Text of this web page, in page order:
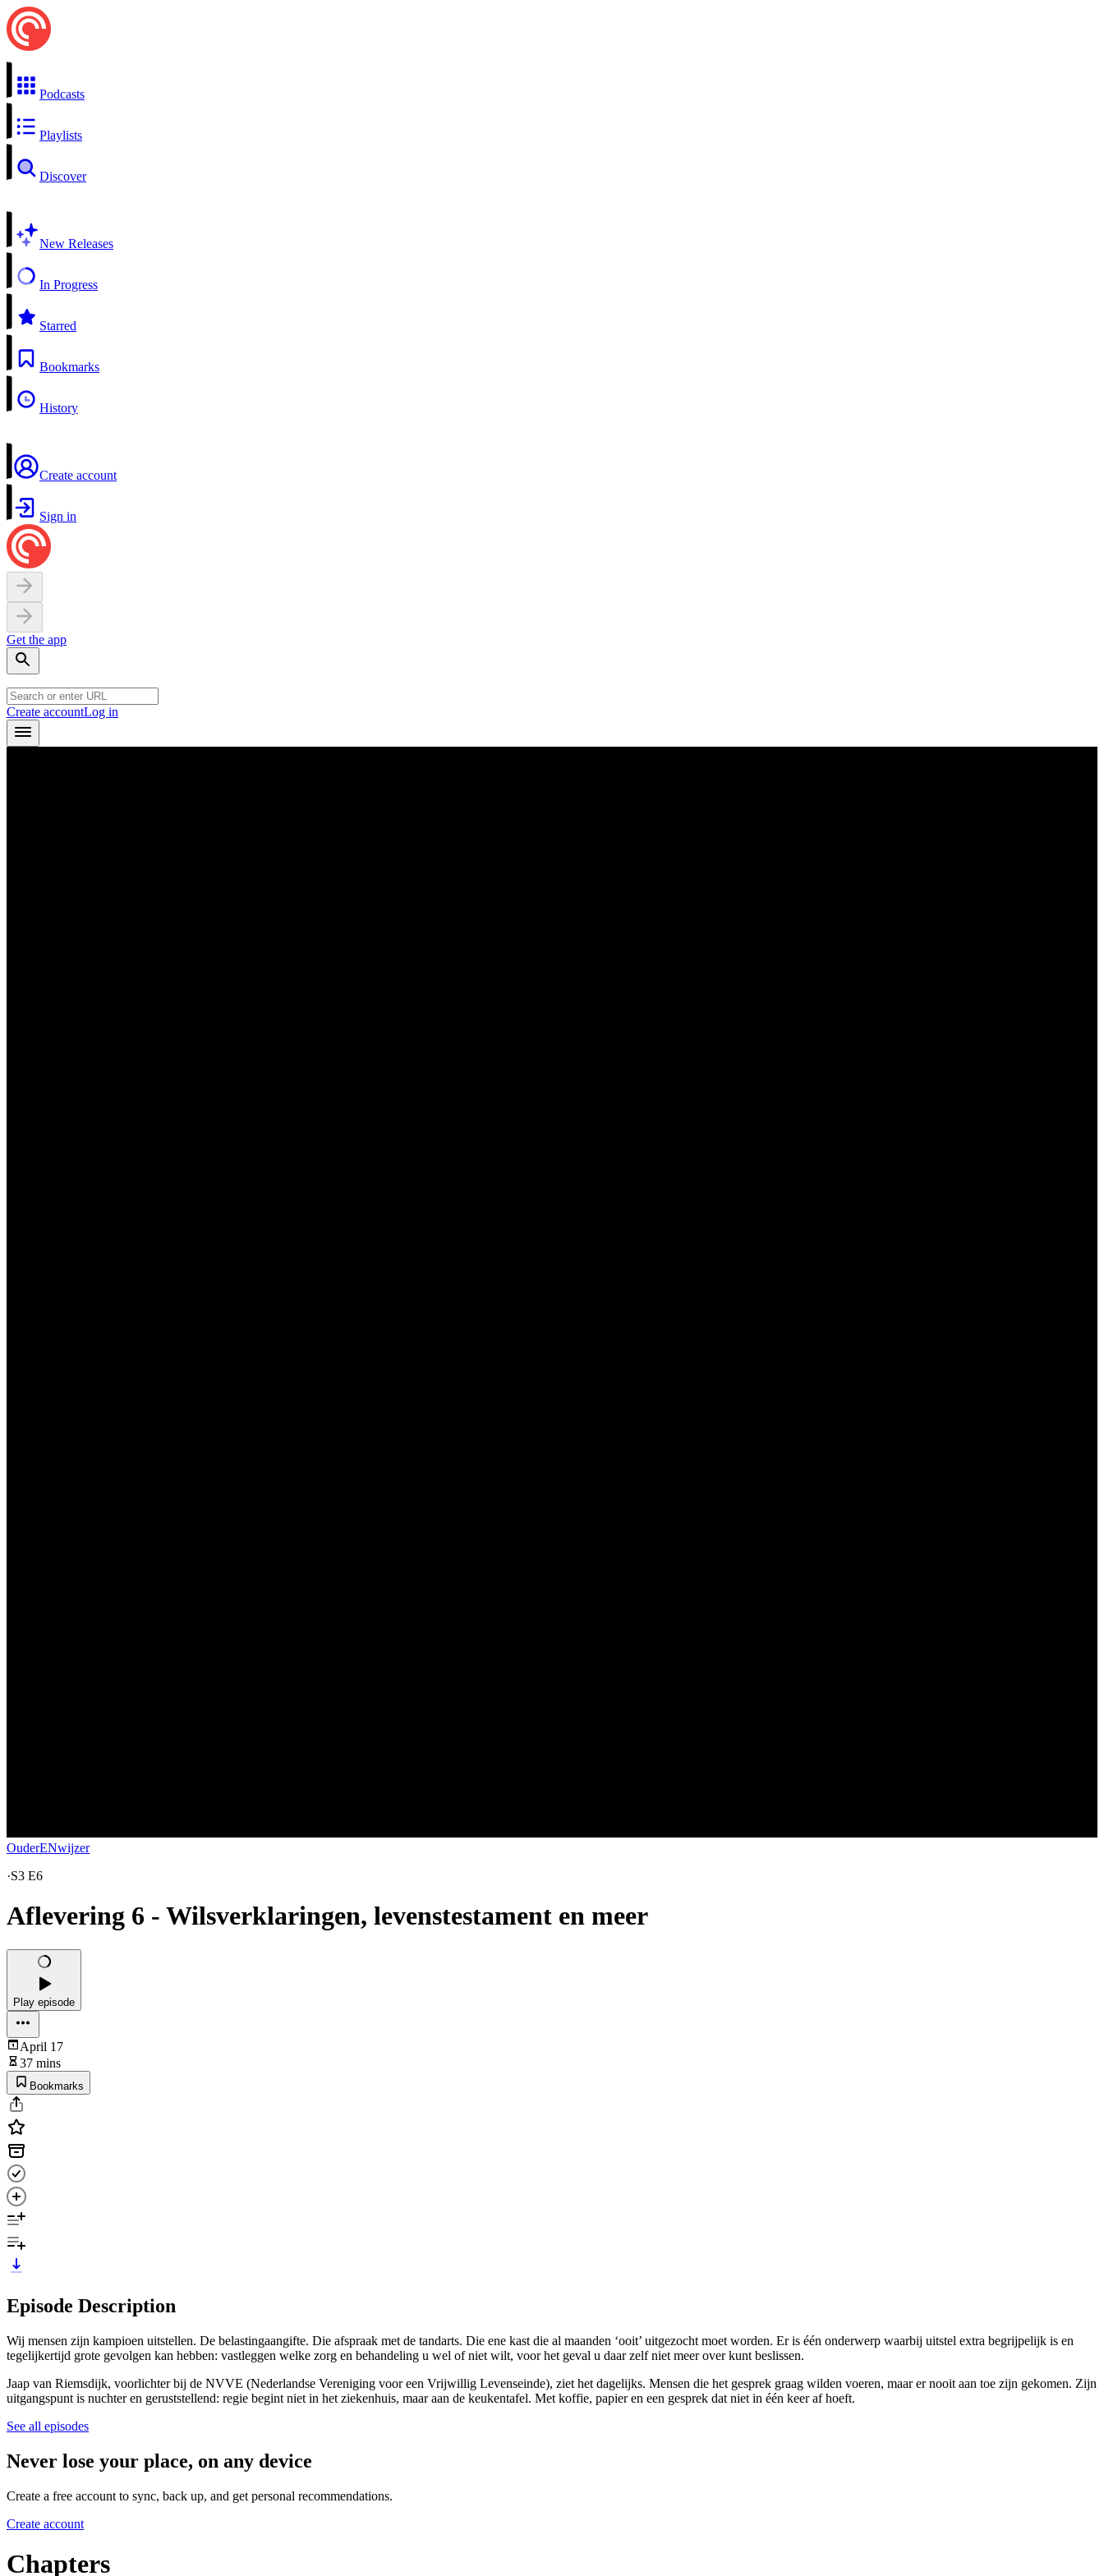
Podcasts
Playlists
Discover
New Releases
In Progress
Starred
Bookmarks
History
Create account
Sign in
Get the app
Create accountLog in
OuderENwijzer
·S3 E6
Aflevering 6 - Wilsverklaringen, levenstestament en meer
Play episode
April 17
37 mins
Bookmarks
Episode Description
Wij mensen zijn kampioen uitstellen. De belastingaangifte. Die afspraak met de tandarts. Die ene kast die al maanden ‘ooit’ uitgezocht moet worden. Er is één onderwerp waarbij uitstel extra begrijpelijk is en
tegelijkertijd grote gevolgen kan hebben: vastleggen welke zorg en behandeling u wel of niet wilt, voor het geval u daar zelf niet meer over kunt beslissen.
Jaap van Riemsdijk, voorlichter bij de NVVE (Nederlandse Vereniging voor een Vrijwillig Levenseinde), ziet het dagelijks. Mensen die het gesprek graag wilden voeren, maar er nooit aan toe zijn gekomen. Zijn
uitgangspunt is nuchter en geruststellend: regie begint niet in het ziekenhuis, maar aan de keukentafel. Met koffie, papier en een gesprek dat niet in één keer af hoeft.
See all episodes
Never lose your place, on any device
Create a free account to sync, back up, and get personal recommendations.
Create account
Chapters